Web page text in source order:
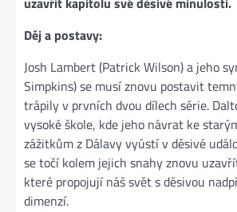
Děj a postavy:
Josh Lambert (Patrick Wilson) a jeho
Simpkins) se musí znovu postavit
trápily v prvních dvou dílech série.
vysoké škole, kde jeho návrat ke
zážitkům z Dálavy vyústí v děsivé
se točí kolem jejich snahy znovu
které propojují náš svět s děsivou
dimenzí.